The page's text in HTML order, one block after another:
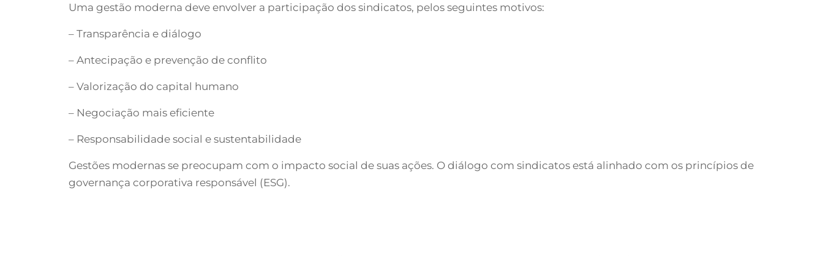
Uma gestão moderna deve envolver a participação dos sindicatos, pelos seguintes motivos:
– Transparência e diálogo
– Antecipação e prevenção de conflito
– Valorização do capital humano
– Negociação mais eficiente
– Responsabilidade social e sustentabilidade
Gestões modernas se preocupam com o impacto social de suas ações. O diálogo com sindicatos está alinhado com os princípios de
governança corporativa responsável (ESG).